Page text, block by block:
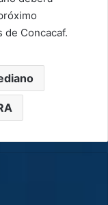
de Concacaf.